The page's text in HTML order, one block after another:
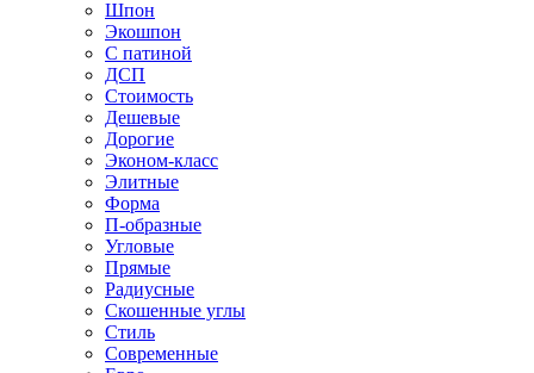
Шпон
Экошпон
С патиной
ДСП
Стоимость
Дешевые
Дорогие
Эконом-класс
Элитные
Форма
П-образные
Угловые
Прямые
Радиусные
Скошенные углы
Стиль
Современные